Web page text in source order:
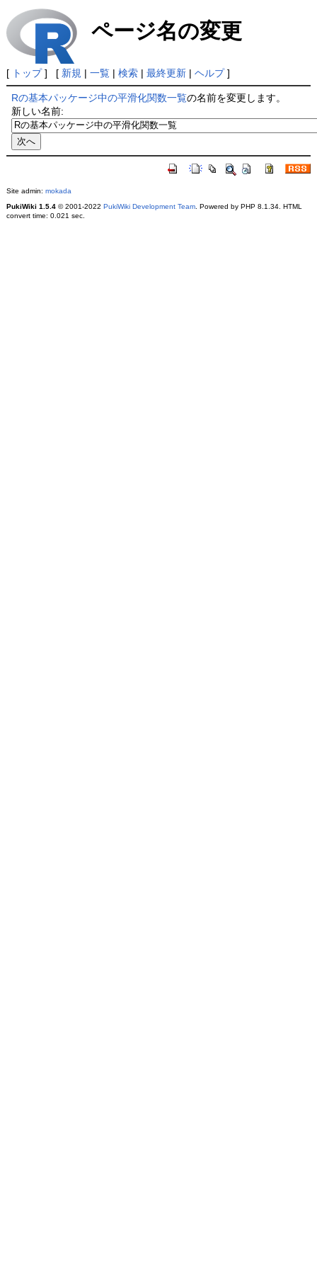
ページ名の変更
[ トップ] [ 新規 | 一覧| 検索| 最終更新| ヘルプ]
Rの基本パッケージ中の平滑化関数一覧の名前を変更します。
新しい名前:
Site admin: mokada
PukiWiki 1.5.4© 2001-2022 PukiWiki Development Team. Powered by PHP 8.1.34. HTML
convert time: 0.021 sec.